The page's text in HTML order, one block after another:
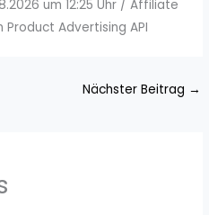
um 12:25 Uhr / Affiliate
Product Advertising API
Nächster Beitrag →